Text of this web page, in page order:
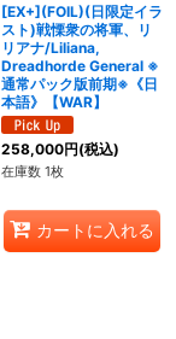
[EX+](FOIL)(日限定イラ
スト)戦慄衆の将軍、リ
リアナ/Liliana,
Dreadhorde General ※
通常パック版前期※《日
本語》【WAR】
258,000円(税込)
在庫数 1枚
カートに入れる